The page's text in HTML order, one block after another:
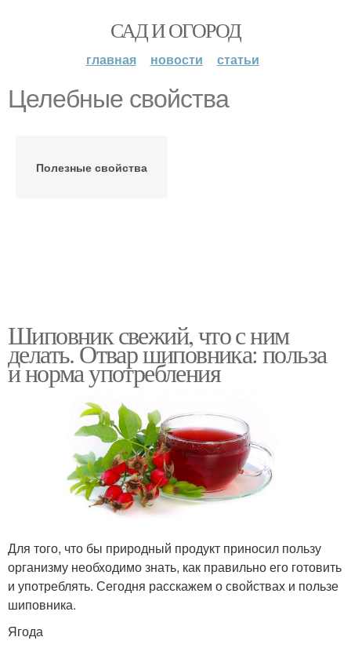
САД И ОГОРОД
главная новости статьи
Целебные свойства
Полезные свойства
Шиповник свежий, что с ним
делать. Отвар шиповника: польза
и норма употребления
Для того, что бы природный продукт приносил пользу
организму необходимо знать, как правильно его готовить
и употреблять. Сегодня расскажем о свойствах и пользе
шиповника.
Ягода